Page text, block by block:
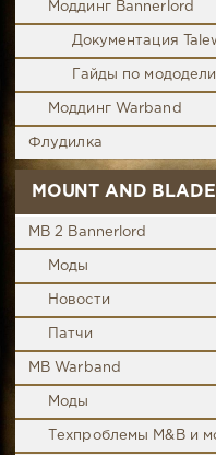
Моддинг Bannerlord
Документация
Гайды по
Моддинг Warband
Флудилка
MOUNT AND BLADE
MB 2 Bannerlord
Моды
Новости
Патчи
MB Warband
Моды
Техпроблемы M&B и